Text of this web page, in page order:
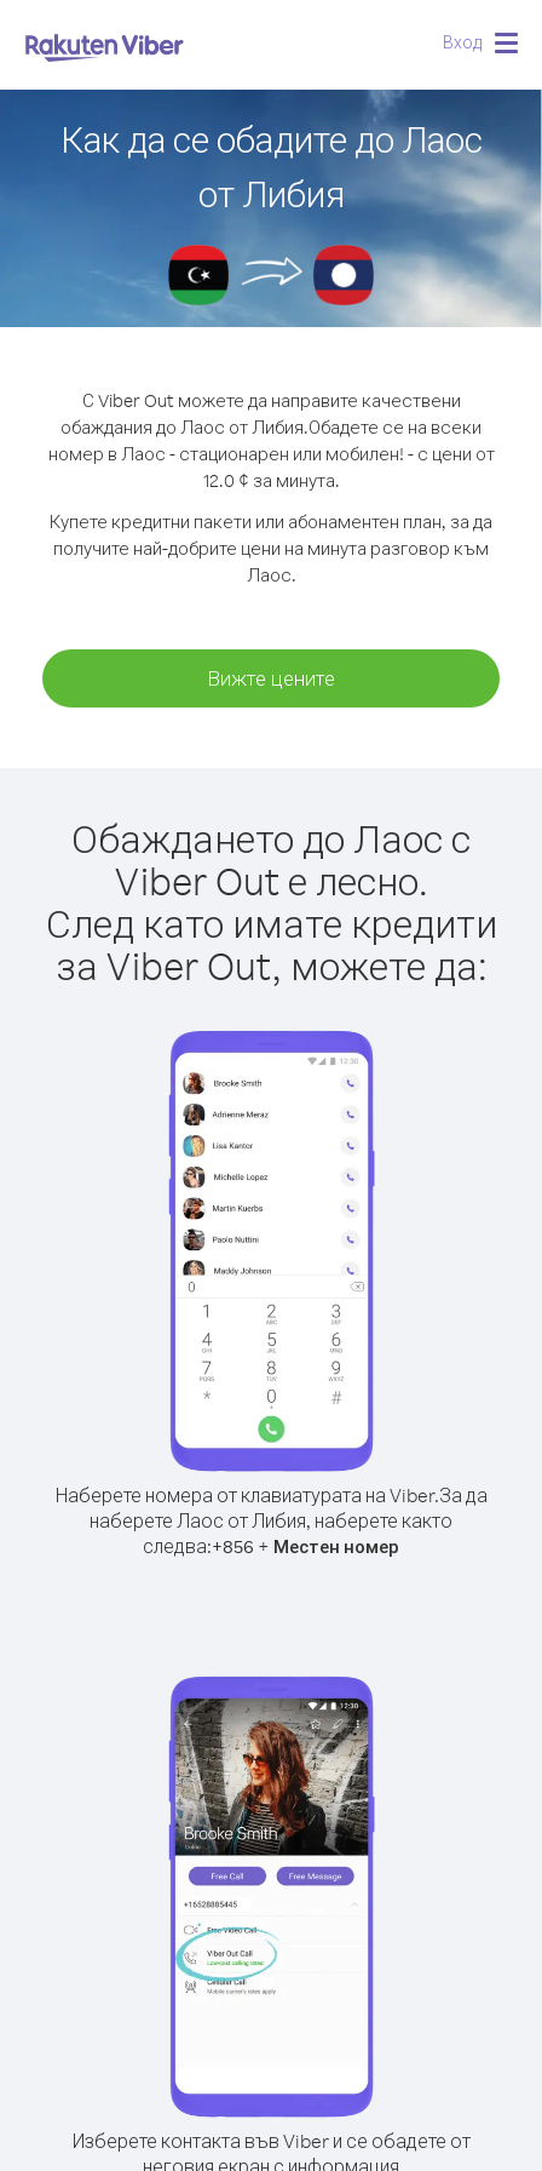
Вход
Как да се обадите до Лаос
от Либия
С Viber Out можете да направите качествени
обаждания до Лаос от Либия.Обадете се на всеки
номер в Лаос - стационарен или мобилен! - с цени от
12.0 ¢ за минута.
Купете кредитни пакети или абонаментен план, за да
получите най-добрите цени на минута разговор към
Лаос.
Вижте цените
Обаждането до Лаос с
Viber Out е лесно.
След като имате кредити
за Viber Out, можете да:
Наберете номера от клавиатурата на Viber.За да
наберете Лаос от Либия, наберете както
следва:+856 + Местен номер
Изберете контакта във Viber и се обадете от
неговия екран с информация